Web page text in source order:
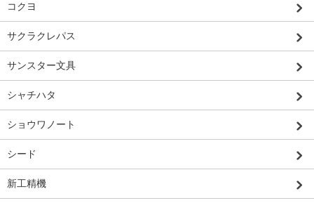
コクヨ
サクラクレパス
サンスター文具
シャチハタ
ショウワノート
シード
新工精機